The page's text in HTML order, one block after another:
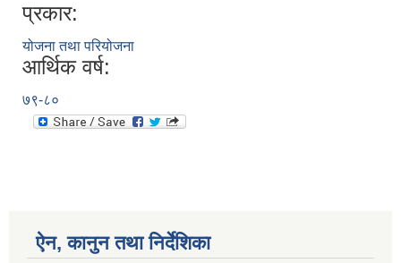
प्रकार:
योजना तथा परियोजना
आर्थिक वर्ष:
७९-८०
ऐन, कानुन तथा निर्देशिका